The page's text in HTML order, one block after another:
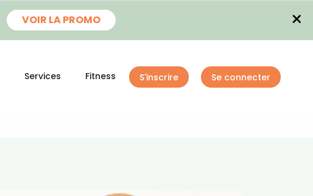
VOIR LA PROMO ×
Services Fitness S'inscrire Se connecter